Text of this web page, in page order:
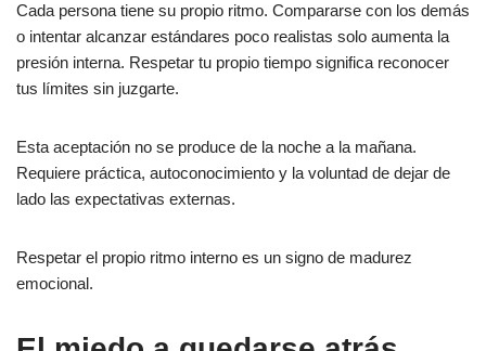
Cada persona tiene su propio ritmo. Compararse con los demás
o intentar alcanzar estándares poco realistas solo aumenta la
presión interna. Respetar tu propio tiempo significa reconocer
tus límites sin juzgarte.
Esta aceptación no se produce de la noche a la mañana.
Requiere práctica, autoconocimiento y la voluntad de dejar de
lado las expectativas externas.
Respetar el propio ritmo interno es un signo de madurez
emocional.